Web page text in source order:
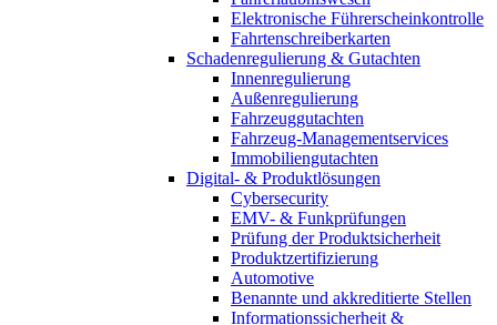
Elektronische Führerscheinkontrolle
Fahrtenschreiberkarten
Schadenregulierung & Gutachten
Innenregulierung
Außenregulierung
Fahrzeuggutachten
Fahrzeug-Managementservices
Immobiliengutachten
Digital- & Produktlösungen
Cybersecurity
EMV- & Funkprüfungen
Prüfung der Produktsicherheit
Produktzertifizierung
Automotive
Benannte und akkreditierte Stellen
Informationssicherheit &